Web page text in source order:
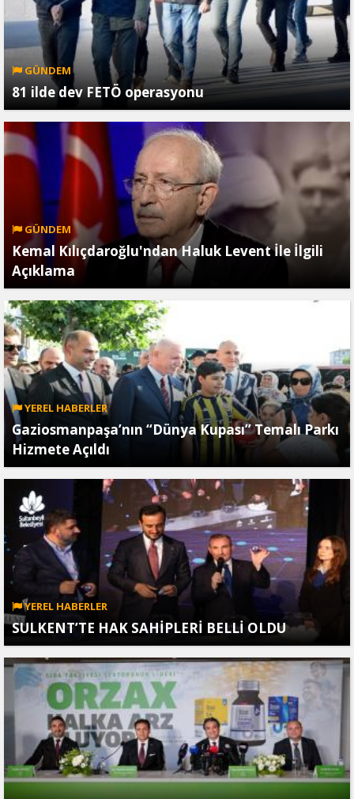
GÜNDEM
81 ilde dev FETÖ operasyonu
GÜNDEM
Kemal Kılıçdaroğlu'ndan Haluk Levent İle İlgili
Açıklama
YEREL HABERLER
Gaziosmanpaşa’nın “Dünya Kupası” Temalı Parkı
Hizmete Açıldı
YEREL HABERLER
SULKENT’TE HAK SAHİPLERİ BELLİ OLDU